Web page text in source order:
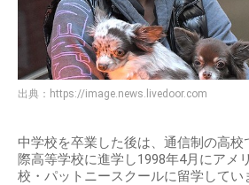
出典： https://image.news.livedoor.com
中学校を卒業した後は、通信制の高校
際高等学校に進学し1998年4月にアメ
校・パットニースクールに留学してい